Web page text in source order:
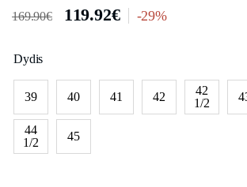
169.90€ 119.92€ -29%
Dydis
39 40 41 42
42
1/2
44
1/2
45